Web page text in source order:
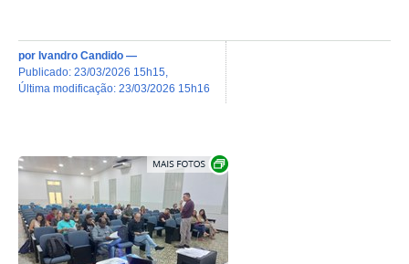
por Ivandro Candido —
publicado: 23/03/2026 15h15
última modificação: 23/03/2026 15h16